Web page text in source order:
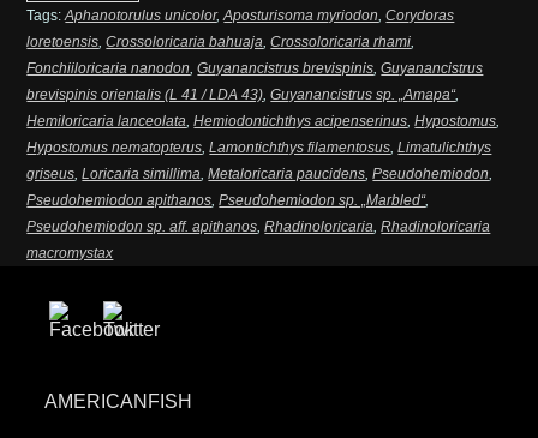
Tags:Aphanotorulus unicolor,Aposturisoma myriodon,Corydoras
loretoensis,Crossoloricaria bahuaja,Crossoloricaria rhami,
Fonchiiloricaria nanodon,Guyanancistrus brevispinis,Guyanancistrus
brevispinis orientalis (L 41 / LDA 43),Guyanancistrus sp. „Amapa“,
Hemiloricaria lanceolata,Hemiodontichthys acipenserinus,Hypostomus,
Hypostomus nematopterus,Lamontichthys filamentosus,Limatulichthys
griseus,Loricaria simillima,Metaloricaria paucidens,Pseudohemiodon,
Pseudohemiodon apithanos,Pseudohemiodon sp. „Marbled“,
Pseudohemiodon sp. aff. apithanos,Rhadinoloricaria,Rhadinoloricaria
macromystax
AMERICANFISH